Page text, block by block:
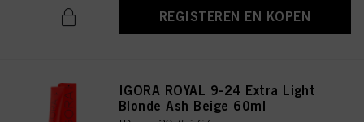
REGISTEREN EN KOPEN
IGORA ROYAL 9-24 Extra Light
Blonde Ash Beige 60ml